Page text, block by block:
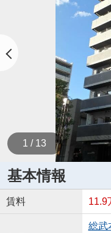
1 / 13
基本情報
賃料 11.9
総武